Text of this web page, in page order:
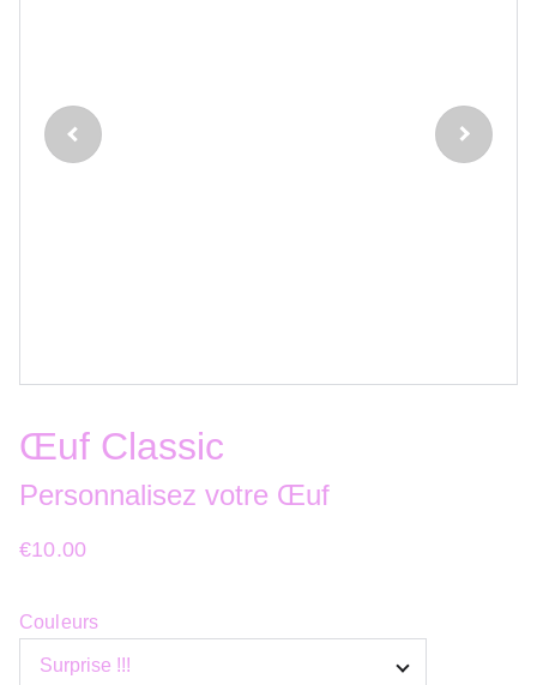
Œuf Classic
Personnalisez votre Œuf
€10.00
Couleurs